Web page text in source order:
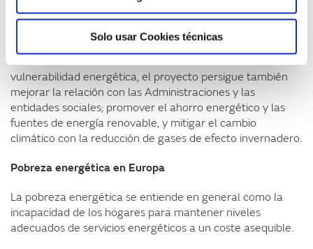
Solo usar Cookies técnicas
implementadas por las empresas de todos los países que
están trabajando en el proyecto.
vulnerabilidad energética, el proyecto persigue también
mejorar la relación con las Administraciones y las
entidades sociales; promover el ahorro energético y las
fuentes de energía renovable, y mitigar el cambio
climático con la reducción de gases de efecto invernadero.
Pobreza energética en Europa
La pobreza energética se entiende en general como la
incapacidad de los hogares para mantener niveles
adecuados de servicios energéticos a un coste asequible.